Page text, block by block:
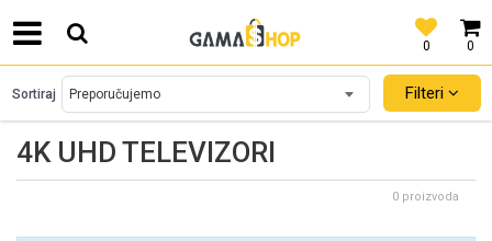
0
0
SIGURNO PLAĆANJE PLATNIM KARTICAMA!
4K UHD TELEVIZORI
Sortiraj Filteri
0 proizvoda